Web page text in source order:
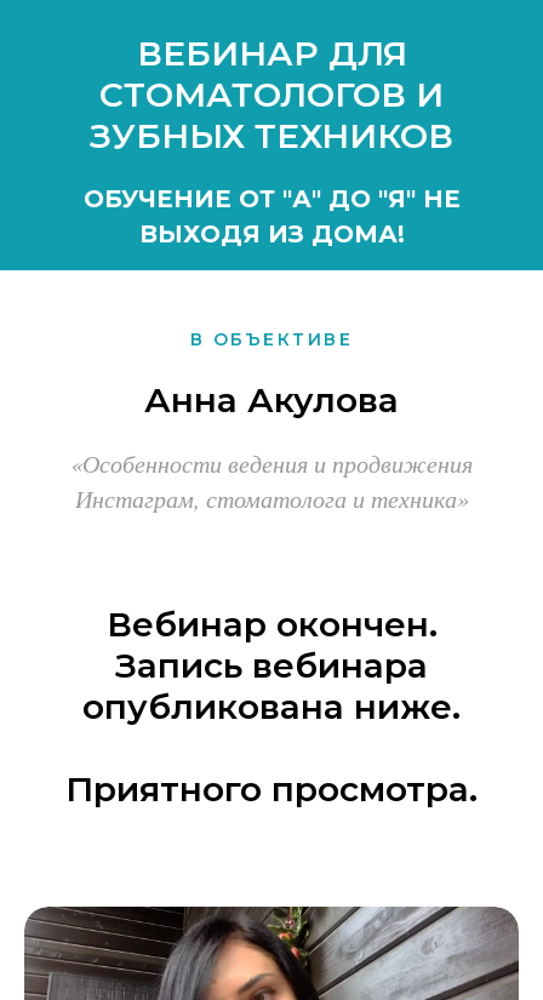
ВЕБИНАР ДЛЯ
СТОМАТОЛОГОВ И
ЗУБНЫХ ТЕХНИКОВ
ОБУЧЕНИЕ ОТ "А" ДО "Я" НЕ
ВЫХОДЯ ИЗ ДОМА!
В ОБЪЕКТИВЕ
Анна Акулова
«Особенности ведения и продвижения
Инстаграм, стоматолога и техника»
Вебинар окончен.
Запись вебинара
опубликована ниже.
Приятного просмотра.